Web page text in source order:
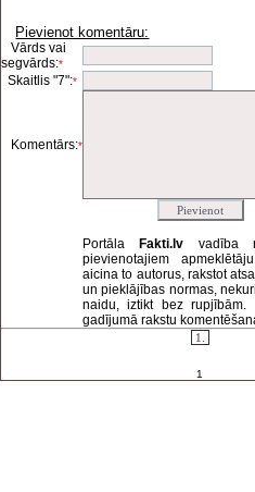
Pievienot komentāru:
Vārds vai
segvārds:*
Skaitlis "7":*
Komentārs:*
Portāla Fakti.lv vadība
pievienotajiem
aicina to autorus, rakstot
un pieklājības normas,
naidu, iztikt bez rupjībām.
gadījumā rakstu
1.
1